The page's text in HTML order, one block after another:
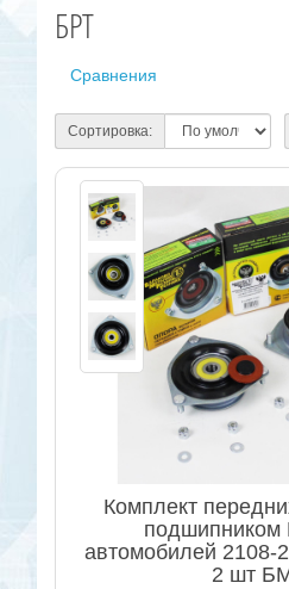
БРТ
Сравнения
Сортировка:
Комплект
автомобилей 2108-
2 шт